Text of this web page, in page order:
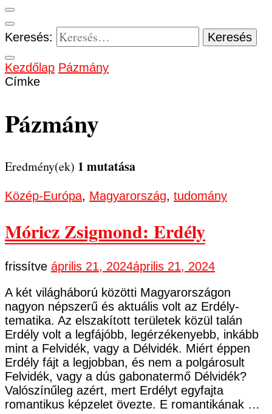
Keresés:
Kezdőlap Pázmány
Címke
Pázmány
Eredmény(ek) 1 mutatása
Közép-Európa, Magyarország, tudomány
Móricz Zsigmond: Erdély
frissítve április 21, 2024április 21, 2024
A két világháború közötti Magyarországon
nagyon népszerű és aktuális volt az Erdély-
tematika. Az elszakított területek közül talán
Erdély volt a legfájóbb, legérzékenyebb, inkább
mint a Felvidék, vagy a Délvidék. Miért éppen
Erdély fájt a legjobban, és nem a polgárosult
Felvidék, vagy a dús gabonatermő Délvidék?
Valószínűleg azért, mert Erdélyt egyfajta
romantikus képzelet övezte. E romantikának …